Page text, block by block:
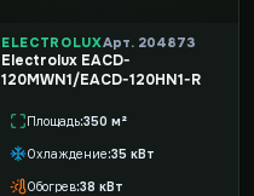
ELECTROLUXАрт. 204873
Electrolux EACD-
120MWN1/EACD-120HN1-R
Площадь 350 м²
Охлаждение 35 кВт
Обогрев 38 кВт